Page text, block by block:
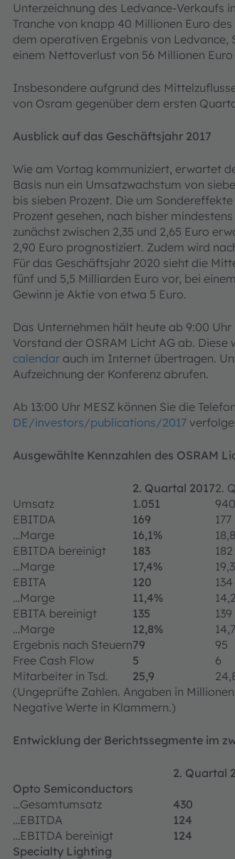
Unterzeichnung des Ledvance-Verkaufs
Tranche von knapp 40 Millionen Euro
dem operativen Ergebnis von
einem Nettoverlust von 56 Millionen
Insbesondere aufgrund des
von Osram gegenüber dem ersten
Ausblick auf das Geschäftsjahr 2017
Wie am Vortag kommuniziert, erwartet
Basis nun ein Umsatzwachstum von
bis sieben Prozent. Die um
Prozent gesehen, nach bisher
zunächst zwischen 2,35 und 2,65 Euro
2,90 Euro prognostiziert. Zudem wird
Für das Geschäftsjahr 2020 sieht die
fünf und 5,5 Milliarden Euro vor, bei
Gewinn je Aktie von etwa 5 Euro.
Das Unternehmen hält heute ab 9:00
Vorstand der OSRAM Licht AG ab. Diese
calendar auch im Internet übertragen.
Aufzeichnung der Konferenz abrufen.
Ab 13:00 Uhr MESZ können Sie die
DE/investors/publications/2017
Ausgewählte Kennzahlen des OSRAM
2. Quartal 20172.
Umsatz
1.051 940
EBITDA
169 177
…Marge
16,1%
EBITDA bereinigt
183 182
…Marge
17,4%
EBITA
120 134
…Marge
11,4%
EBITA bereinigt
135 139
…Marge
12,8%
Ergebnis nach Steuern79 95
Free Cash Flow
5 6
Mitarbeiter in Tsd.
25,9
(Ungeprüfte Zahlen. Angaben in
Negative Werte in Klammern.)
Entwicklung der Berichtssegmente im
2. Quartal
Opto Semiconductors
…Gesamtumsatz
430
…EBITDA
124
…EBITDA bereinigt
124
Specialty Lighting